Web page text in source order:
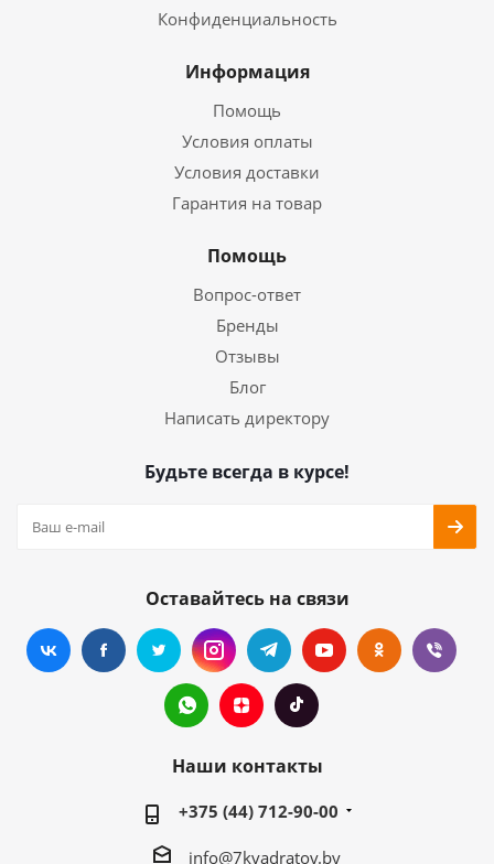
Конфиденциальность
Информация
Помощь
Условия оплаты
Условия доставки
Гарантия на товар
Помощь
Вопрос-ответ
Бренды
Отзывы
Блог
Написать директору
Будьте всегда в курсе!
Оставайтесь на связи
Наши контакты
+375 (44) 712-90-00
info@7kvadratov.by